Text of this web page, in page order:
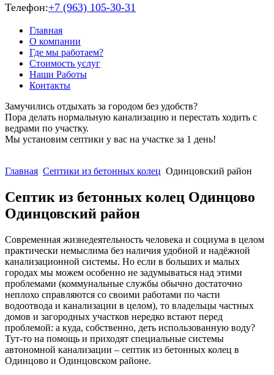
Телефон:+7 (963) 105-30-31
Главная
О компании
Где мы работаем?
Стоимость услуг
Наши Работы
Контакты
Замучились отдыхать за городом без удобств?
Пора делать нормальную канализацию и перестать ходить с
ведрами по участку.
Мы установим септики у вас на участке за 1 день!
Главная Септики из бетонных колец Одинцовский район
Септик из бетонных колец Одинцово
Одинцовский район
Современная жизнедеятельность человека и социума в целом
практически немыслима без наличия удобной и надёжной
канализационной системы. Но если в больших и малых
городах мы можем особенно не задумываться над этими
проблемами (коммунальные службы обычно достаточно
неплохо справляются со своими работами по части
водоотвода и канализации в целом), то владельцы частных
домов и загородных участков нередко встают перед
проблемой: а куда, собственно, деть использованную воду?
Тут-то на помощь и приходят специальные системы
автономной канализации – септик из бетонных колец в
Одинцово и Одинцовском районе.